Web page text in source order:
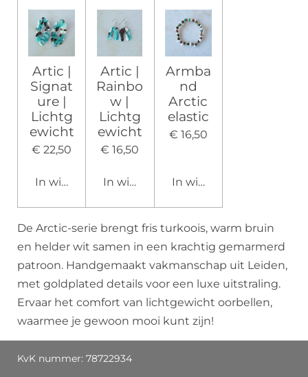
Artic |
Signat
ure |
Lichtg
ewicht
€ 22,50
In winkelwagen
Artic |
Rainbo
w |
Lichtg
ewicht
€ 16,50
In winkelwagen
Armba
nd
Arctic
elastic
€ 16,50
In winkelwagen
De Arctic-serie brengt fris turkoois, warm bruin
en helder wit samen in een krachtig gemarmerd
patroon. Handgemaakt vakmanschap uit Leiden,
met goldplated details voor een luxe uitstraling.
Ervaar het comfort van lichtgewicht oorbellen,
waarmee je gewoon mooi kunt zijn!
KvK nummer: 78722934